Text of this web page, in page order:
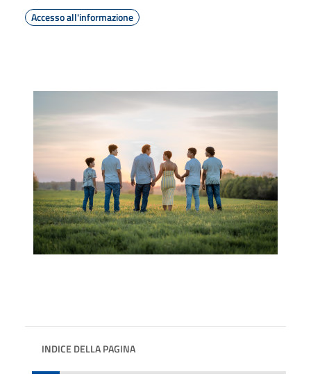
Accesso all'informazione
INDICE DELLA PAGINA